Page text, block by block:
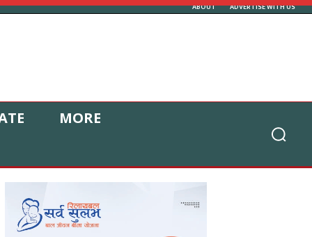
ABOUT ADVERTISE WITH US
MORE